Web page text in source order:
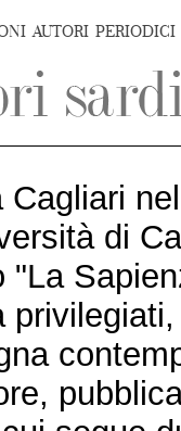
AUTORI PERIODICI
Cagliari
di
"La